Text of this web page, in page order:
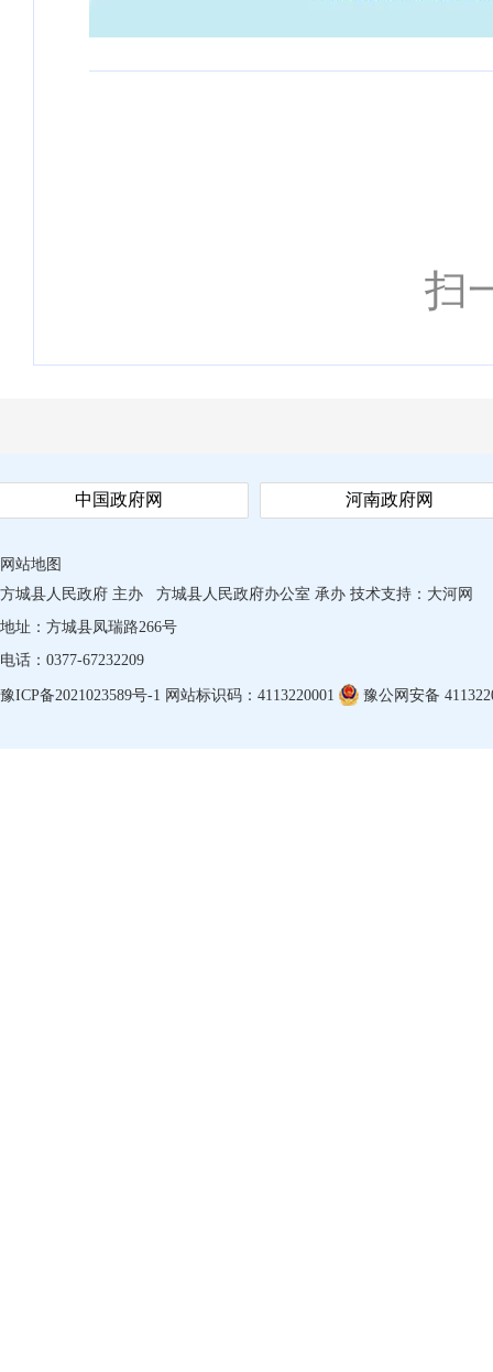
扫
中国政府网 河南政府网
网站地图
方城县人民政府 主办
方城县人民政府办公室 承办 技术支持： 大河网
地址：方城县凤瑞路266号
电话：0377-67232209
豫ICP备2021023589号-1 网站标识码：4113220001 豫公网安备